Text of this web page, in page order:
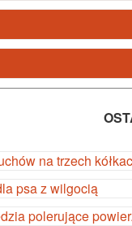
na trzech
psa z wilgocią
polerujące